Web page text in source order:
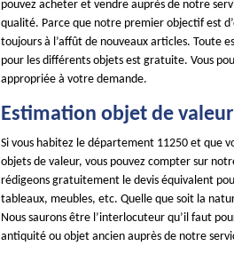
pouvez acheter et vendre auprès de notre
qualité. Parce que notre premier objectif est
toujours à l’affût de nouveaux articles. Toute
pour les différents objets est gratuite. Vous
appropriée à votre demande.
Estimation objet de
Si vous habitez le département 11250 et que
objets de valeur, vous pouvez compter sur
rédigeons gratuitement le devis équivalent
tableaux, meubles, etc. Quelle que soit la
Nous saurons être l’interlocuteur qu’il faut
antiquité ou objet ancien auprès de notre